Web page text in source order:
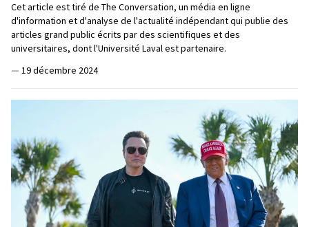
Cet article est tiré de The Conversation, un média en ligne
d'information et d'analyse de l'actualité indépendant qui publie des
articles grand public écrits par des scientifiques et des
universitaires, dont l'Université Laval est partenaire.
— 19 décembre 2024